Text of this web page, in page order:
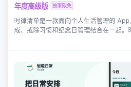
年度高级版 独家限免
时律清单是一款面向个人生活管理的
成、戒除习惯和纪念日管理结合在一起